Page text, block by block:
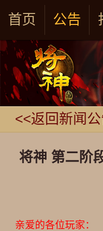
首页 公告
<<返回新闻
将神 第二阶
亲爱的各位玩家：